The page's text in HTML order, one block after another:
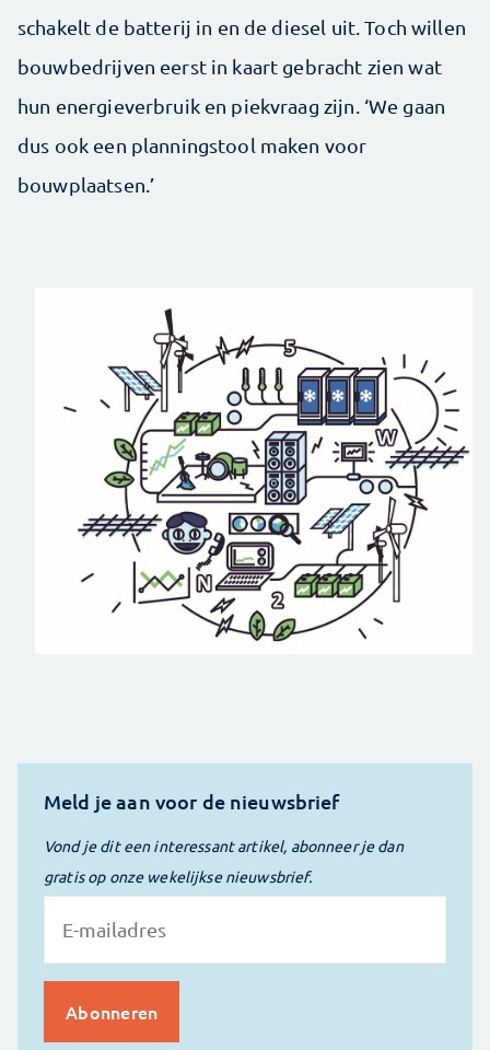
schakelt de batterij in en de diesel uit. Toch willen
bouwbedrijven eerst in kaart gebracht zien wat
hun energieverbruik en piekvraag zijn. ‘We gaan
dus ook een planningstool maken voor
bouwplaatsen.’
Meld je aan voor de nieuwsbrief
Vond je dit een interessant artikel, abonneer je dan
gratis op onze wekelijkse nieuwsbrief.